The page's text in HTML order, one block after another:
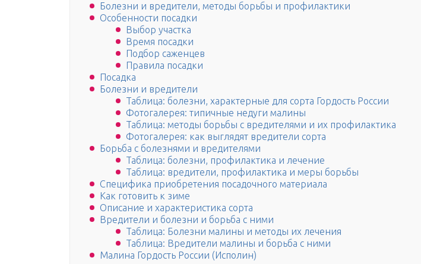
Болезни и вредители, методы борьбы и профилактики
Особенности посадки
Выбор участка
Время посадки
Подбор саженцев
Правила посадки
Посадка
Болезни и вредители
Таблица: болезни, характерные для сорта Гордость России
Фотогалерея: типичные недуги малины
Таблица: методы борьбы с вредителями и их профилактика
Фотогалерея: как выглядят вредители сорта
Борьба с болезнями и вредителями
Таблица: болезни, профилактика и лечение
Таблица: вредители, профилактика и меры борьбы
Специфика приобретения посадочного материала
Как готовить к зиме
Описание и характеристика сорта
Вредители и болезни и борьба с ними
Таблица: Болезни малины и методы их лечения
Таблица: Вредители малины и борьба с ними
Малина Гордость России (Исполин)